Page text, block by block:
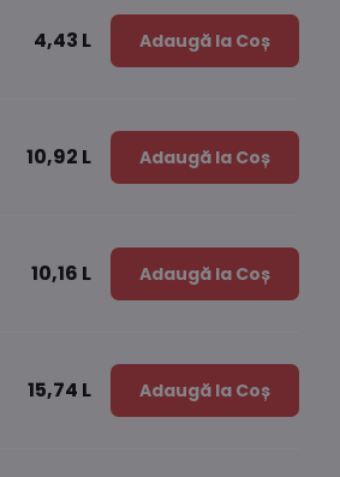
4,43 L Adaugă la Coș
10,92 L Adaugă la Coș
10,16 L Adaugă la Coș
15,74 L Adaugă la Coș